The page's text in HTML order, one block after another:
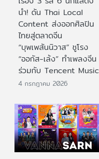
นำ! ดัน Thai Local
Content ส่งออกศิลปิน
ไทยสู่ตลาดจีน
“บุพเพสันนิวาส” ชูโรง
“ออกัส-เล้ง” ทำเพลงจีน
ร่วมกับ Tencent Music
4 กรกฎาคม 2026